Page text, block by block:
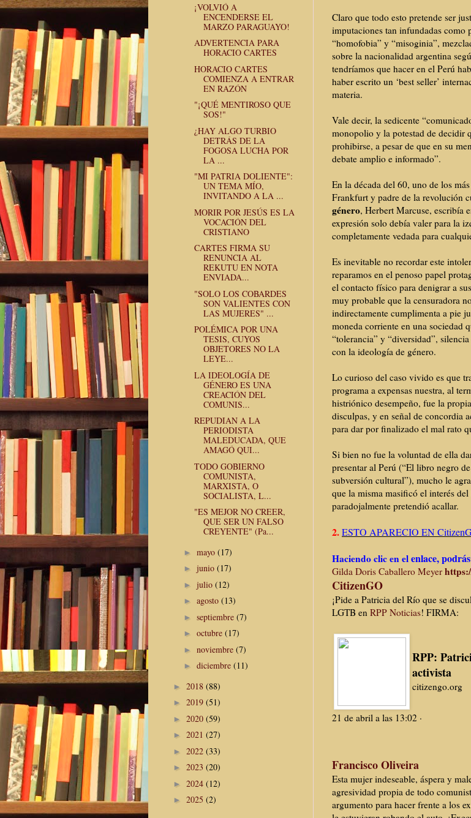
Claro que todo esto pretende ser
imputaciones tan infundadas como
“homofobia” y “misoginia”,
sobre la nacionalidad argentina
tendríamos que hacer en el Perú
haber escrito un ‘best seller’
materia.
Vale decir, la sedicente
monopolio y la potestad de decidir
prohibirse, a pesar de que en su
debate amplio e informado”.
En la década del 60, uno de los
Frankfurt y padre de la revolución
género, Herbert Marcuse, escribía
expresión solo debía valer para la
completamente vedada para
Es inevitable no recordar este
reparamos en el penoso papel
el contacto físico para denigrar a
muy probable que la censuradora
indirectamente cumplimenta a pie
moneda corriente en una sociedad
“tolerancia” y “diversidad”,
con la ideología de género.
Lo curioso del caso vivido es que
programa a expensas nuestra, al
histriónico desempeño, fue la
disculpas, y en señal de concordia
para dar por finalizado el mal rato
Si bien no fue la voluntad de ella
presentar al Perú (“El libro negro
subversión cultural”), mucho le
que la misma masificó el interés
paradojalmente pretendió acallar.
2.ESTO APARECIO EN
Haciendo clic en elenlace,
Gilda Doris Caballero Meyer
CitizenGO
¡Pide a Patricia del Río que se
LGTB en RPP Noticias! FIRMA:
RPP:
activista
citizengo.org
21 de abril a las 13:02 ·
Francisco Oliveira
Esta mujer indeseable, áspera y
agresividad propia de todo
argumento para hacer frente a los
¡VOLVIÓ A
ENCENDERSE EL
MARZO PARAGUAYO!
ADVERTENCIA PARA
HORACIO CARTES
HORACIO CARTES
COMIENZA A ENTRAR
EN RAZÓN
"¡QUÉ MENTIROSO QUE
SOS!"
¿HAY ALGO TURBIO
DETRÁS DE LA
FOGOSA LUCHA POR
LA ...
"MI PATRIA DOLIENTE":
UN TEMA MÍO,
INVITANDO A LA ...
MORIR POR JESÚS ES LA
VOCACIÓN DEL
CRISTIANO
CARTES FIRMA SU
RENUNCIA AL
REKUTU EN NOTA
ENVIADA...
"SOLO LOS COBARDES
SON VALIENTES CON
LAS MUJERES" ...
POLÉMICA POR UNA
TESIS, CUYOS
OBJETORES NO LA
LEYE...
LA IDEOLOGÍA DE
GÉNERO ES UNA
CREACIÓN DEL
COMUNIS...
REPUDIAN A LA
PERIODISTA
MALEDUCADA, QUE
AMAGÓ QUI...
TODO GOBIERNO
COMUNISTA,
MARXISTA, O
SOCIALISTA, L...
"ES MEJOR NO CREER,
QUE SER UN FALSO
CREYENTE" (Pa...
► mayo (17)
► junio (17)
► julio (12)
► agosto (13)
► septiembre (7)
► octubre (17)
► noviembre (7)
► diciembre (11)
► 2018 (88)
► 2019 (51)
► 2020 (59)
► 2021 (27)
► 2022 (33)
► 2023 (20)
► 2024 (12)
► 2025 (2)